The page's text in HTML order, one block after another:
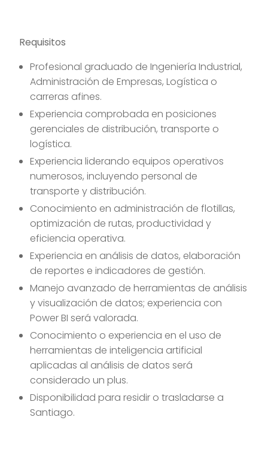
Requisitos
Profesional graduado de Ingeniería Industrial,
Administración de Empresas, Logística o
carreras afines.
Experiencia comprobada en posiciones
gerenciales de distribución, transporte o
logística.
Experiencia liderando equipos operativos
numerosos, incluyendo personal de
transporte y distribución.
Conocimiento en administración de flotillas,
optimización de rutas, productividad y
eficiencia operativa.
Experiencia en análisis de datos, elaboración
de reportes e indicadores de gestión.
Manejo avanzado de herramientas de análisis
y visualización de datos; experiencia con
Power BI será valorada.
Conocimiento o experiencia en el uso de
herramientas de inteligencia artificial
aplicadas al análisis de datos será
considerado un plus.
Disponibilidad para residir o trasladarse a
Santiago.